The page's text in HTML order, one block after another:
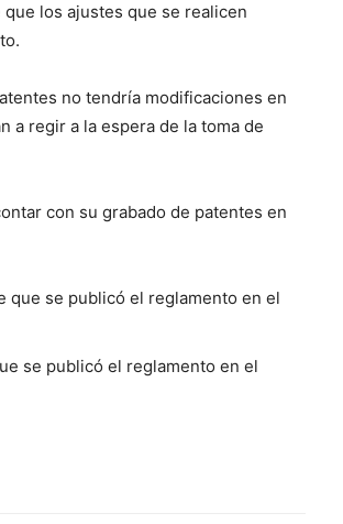
los ajustes que se realicen
no tendría modificaciones en
a regir a la espera de la toma de
con su grabado de patentes en
que se publicó el reglamento en el
se publicó el reglamento en el